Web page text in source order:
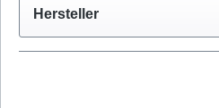
Hersteller